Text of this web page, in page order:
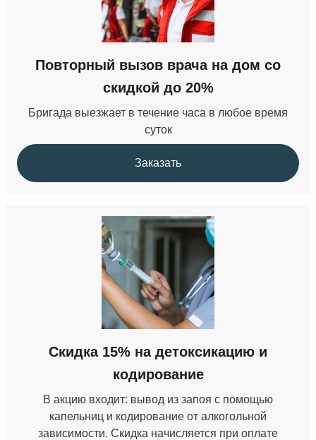
Кодирование от наркомании
от 22 000 ₽
Повторный вызов врача на дом со
скидкой до 20%
Бригада выезжает в течение часа в любое время
суток
Заказать
Скидка 15% на детоксикацию и
кодирование
В акцию входит: вывод из запоя с помощью
капельниц и кодирование от алкогольной
зависимости. Скидка начисляется при оплате